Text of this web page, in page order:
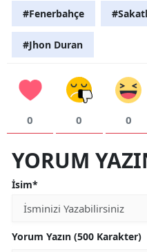
#Fenerbahçe
#Jhon Duran
0 0 0
YORUM
İsim*
Yorum Yazın (500 Karakter)